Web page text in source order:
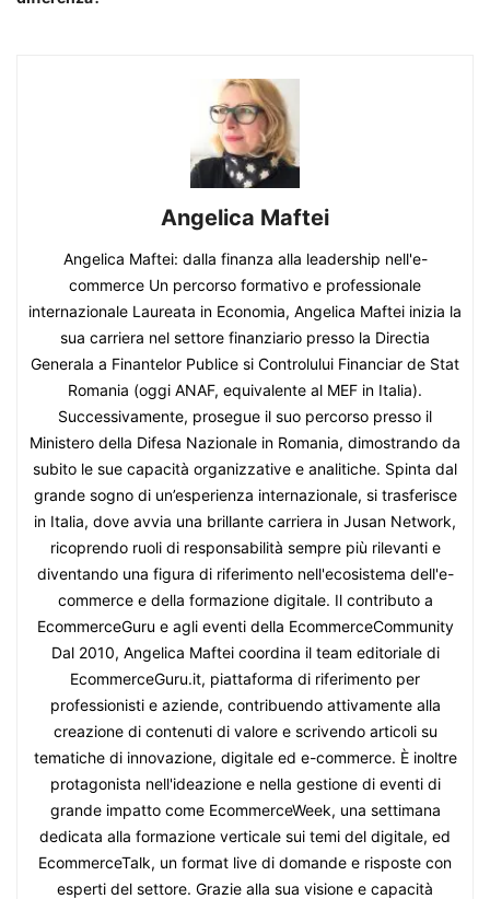
Angelica Maftei
Angelica Maftei: dalla finanza alla leadership nell'e-
commerce Un percorso formativo e professionale
internazionale Laureata in Economia, Angelica Maftei inizia la
sua carriera nel settore finanziario presso la Directia
Generala a Finantelor Publice si Controlului Financiar de Stat
Romania (oggi ANAF, equivalente al MEF in Italia).
Successivamente, prosegue il suo percorso presso il
Ministero della Difesa Nazionale in Romania, dimostrando da
subito le sue capacità organizzative e analitiche. Spinta dal
grande sogno di un’esperienza internazionale, si trasferisce
in Italia, dove avvia una brillante carriera in Jusan Network,
ricoprendo ruoli di responsabilità sempre più rilevanti e
diventando una figura di riferimento nell'ecosistema dell'e-
commerce e della formazione digitale. Il contributo a
EcommerceGuru e agli eventi della EcommerceCommunity
Dal 2010, Angelica Maftei coordina il team editoriale di
EcommerceGuru.it, piattaforma di riferimento per
professionisti e aziende, contribuendo attivamente alla
creazione di contenuti di valore e scrivendo articoli su
tematiche di innovazione, digitale ed e-commerce. È inoltre
protagonista nell'ideazione e nella gestione di eventi di
grande impatto come EcommerceWeek, una settimana
dedicata alla formazione verticale sui temi del digitale, ed
EcommerceTalk, un format live di domande e risposte con
esperti del settore. Grazie alla sua visione e capacità